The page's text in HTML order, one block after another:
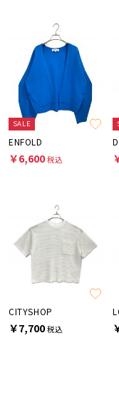
SALE
ENFOLD
￥6,600税込
CITYSHOP
￥7,700税込